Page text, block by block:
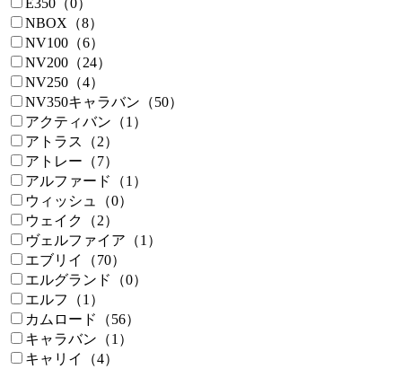
E350（0）
NBOX（8）
NV100（6）
NV200（24）
NV250（4）
NV350キャラバン（50）
アクティバン（1）
アトラス（2）
アトレー（7）
アルファード（1）
ウィッシュ（0）
ウェイク（2）
ヴェルファイア（1）
エブリイ（70）
エルグランド（0）
エルフ（1）
カムロード（56）
キャラバン（1）
キャリイ（4）